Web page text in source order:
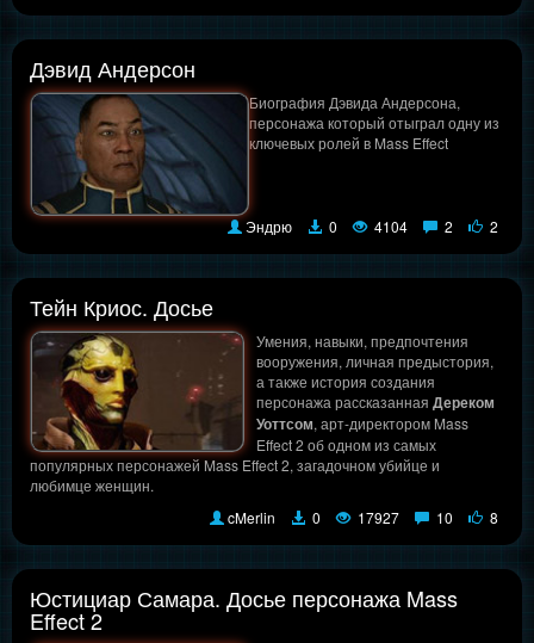
Дэвид Андерсон
Биография Дэвида Андерсона,
персонажа который отыграл одну из
ключевых ролей в Mass Effect
Эндрю 0 4104 2 2
Тейн Криос. Досье
Умения, навыки, предпочтения
вооружения, личная предыстория,
а также история создания
персонажа рассказанная Дереком
Уоттсом, арт-директором Mass
Effect 2 об одном из самых
популярных персонажей Mass Effect 2, загадочном убийце и
любимце женщин.
cMerlin
0 17927 10 8
Юстициар Самара. Досье персонажа Mass
Effect 2